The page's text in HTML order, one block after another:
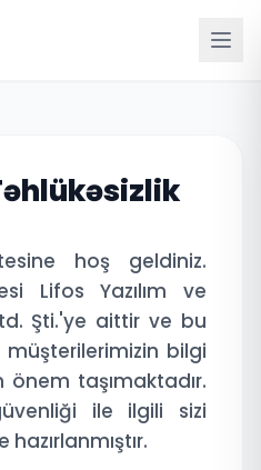
hoş geldiniz.
Lifos Yazılım ve
Şti.'ye aittir ve bu
bilgi
önem taşımaktadır.
ile ilgili sizi